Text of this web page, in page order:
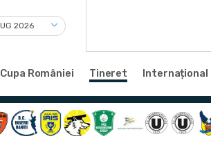
Cupa României Tineret Internațional